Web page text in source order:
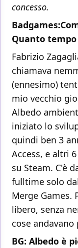
concesso.
Quanto
Fabrizio
chiamava
(ennesimo)
mio vecchio
Albedo
iniziato lo
quindi ben 3
Access, e altri
su Steam. C'è
fulltime solo
Merge Games.
libero, senza
cose
BG: Albedo è